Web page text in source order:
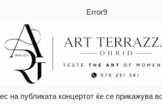
Error9
на публиката концертот ќе се прикажува